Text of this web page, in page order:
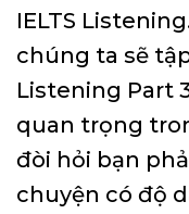
IELTS
chúng ta sẽ
Listening Part
quan trọng
đòi hỏi bạn
chuyện có độ